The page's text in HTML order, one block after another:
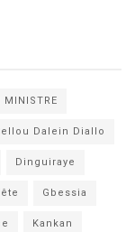
MINISTRE
Dalein Diallo
Dinguiraye
Gbessia
Kankan